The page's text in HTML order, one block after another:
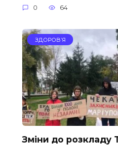
0 64
ЗДОРОВ’Я
Зміни до розкладу